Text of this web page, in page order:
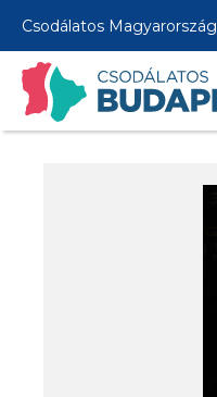
Csodálatos Magyarország